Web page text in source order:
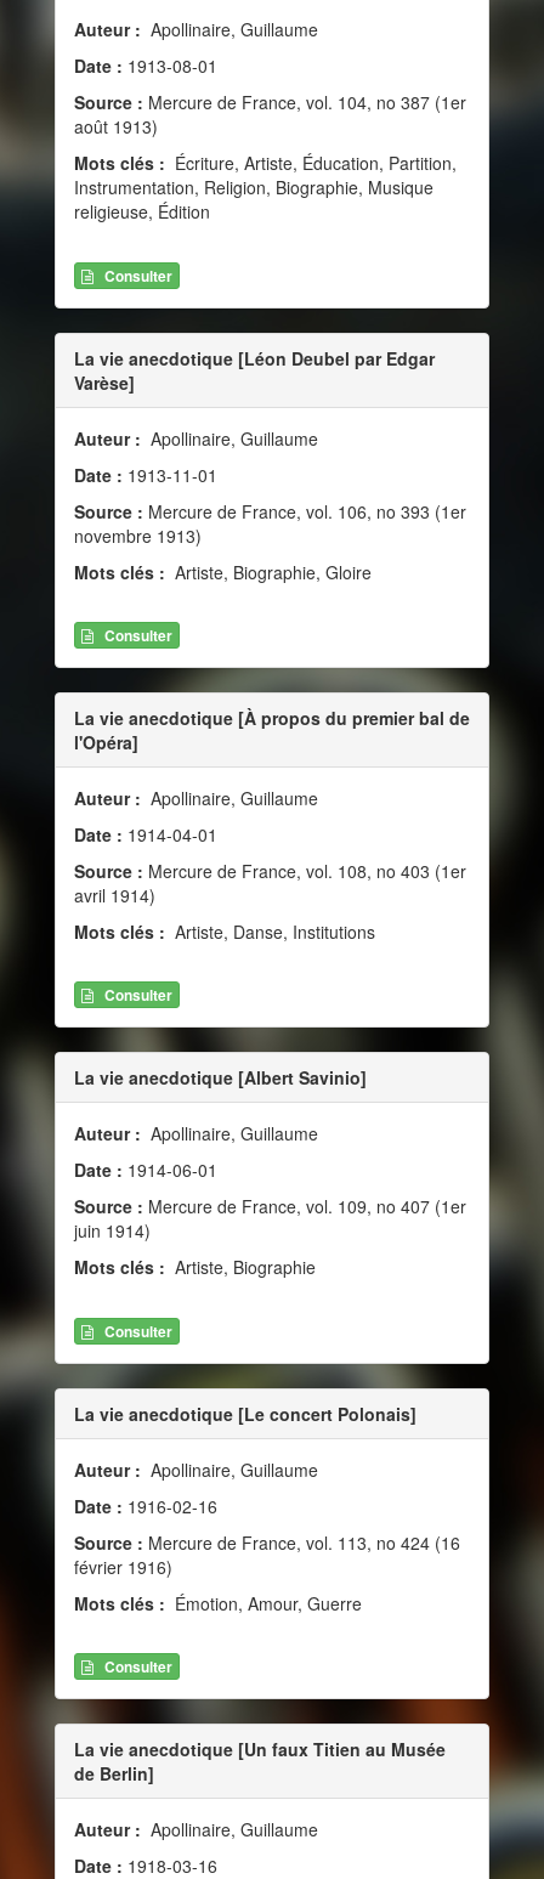
Auteur : Apollinaire, Guillaume
Date : 1913-08-01
Source : Mercure de France, vol. 104, no 387 (1er
août 1913)
Mots clés : Écriture, Artiste, Éducation, Partition,
Instrumentation, Religion, Biographie, Musique
religieuse, Édition
Consulter
La vie anecdotique [Léon Deubel par Edgar
Varèse]
Auteur : Apollinaire, Guillaume
Date : 1913-11-01
Source : Mercure de France, vol. 106, no 393 (1er
novembre 1913)
Mots clés : Artiste, Biographie, Gloire
Consulter
La vie anecdotique [À propos du premier bal de
l'Opéra]
Auteur : Apollinaire, Guillaume
Date : 1914-04-01
Source : Mercure de France, vol. 108, no 403 (1er
avril 1914)
Mots clés : Artiste, Danse, Institutions
Consulter
La vie anecdotique [Albert Savinio]
Auteur : Apollinaire, Guillaume
Date : 1914-06-01
Source : Mercure de France, vol. 109, no 407 (1er
juin 1914)
Mots clés : Artiste, Biographie
Consulter
La vie anecdotique [Le concert Polonais]
Auteur : Apollinaire, Guillaume
Date : 1916-02-16
Source : Mercure de France, vol. 113, no 424 (16
février 1916)
Mots clés : Émotion, Amour, Guerre
Consulter
La vie anecdotique [Un faux Titien au Musée
de Berlin]
Auteur : Apollinaire, Guillaume
Date : 1918-03-16